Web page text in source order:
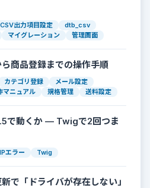
CSV出力項目設定
dtb_csv
マイグレーション 管理画面
商品登録までの操作手順
カテゴリ登録
メール設定
マニュアル 規格管理 送料設定
で動くか — Twigで2回つま
エラー Twig
で「ドライバが存在しない」